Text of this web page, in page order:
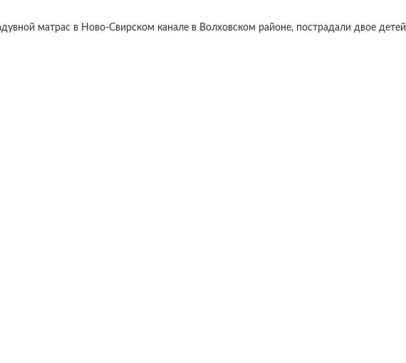
матрас в Ново‑Свирском канале в Волховском районе, пострадали двое детей